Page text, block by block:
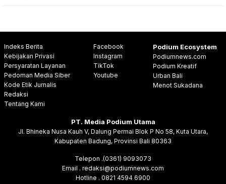
Indeks Berita
Kebijakan Privasi
Persyaratan Layanan
Pedoman Media Siber
Kode Etik Jurnalis
Redaksi
Tentang Kami
Facebook
Instagram
TikTok
Youtube
Podium Ecosystem
Podiumnews.com
Podium Kreatif
Urban Bali
Menot Sukadana
PT. Media Podium Utama
Jl. Bhineka Nusa Kauh V, Dalung Permai Blok P No 58, Kuta Utara,
Kabupaten Badung, Provinsi Bali 80363
Telepon .(0361) 9093073
Email . redaksi@podiumnews.com
Hotline . 0821 4594 6900